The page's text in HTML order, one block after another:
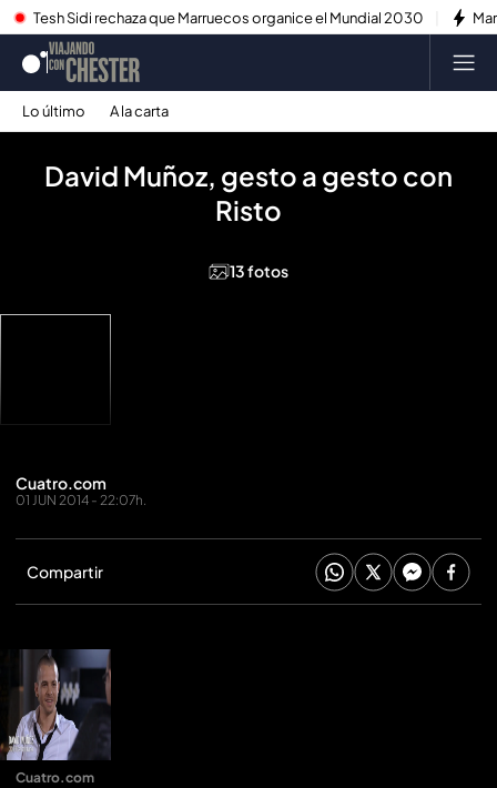
Tesh Sidi rechaza que Marruecos organice el Mundial 2030
Lo último A la carta
David Muñoz, gesto a gesto con
Risto
13 fotos
Cuatro.com
01 JUN 2014 - 22:07h.
Compartir
Cuatro.com